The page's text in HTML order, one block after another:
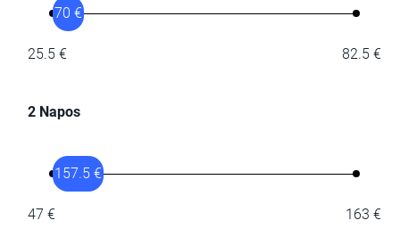
25.5 €
70 €
82.5 €
2 Napos
47 €
157.5 €
163 €